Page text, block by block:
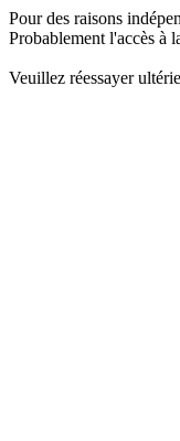
Pour des raisons
Probablement l'accès à
Veuillez réessayer